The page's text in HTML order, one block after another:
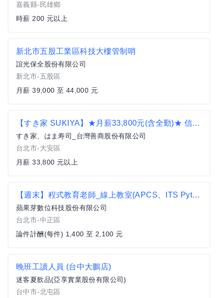
嘉義縣-民雄鄉
時薪 200 元以上
新北市五股工業區科技大樓管制哨
誼光保全股份有限公司
新北市-五股區
月薪 39,000 至 44,000 元
【すき家 SUKIYA】★月薪33,800元(含全勤)★ 信義安和店 全職
すき家、はま寿司_台灣善商股份有限公司
台北市-大安區
月薪 33,800 元以上
【週末】程式教育老師_線上教室(APCS、ITS Python)
蘋果芽數位科技股份有限公司
台北市-中正區
論件計酬(每件) 1,400 至 2,100 元
晚班工讀人員 (台中大鵬店)
迷客夏飲品(亞享實業股份有限公司)
台中市-北屯區